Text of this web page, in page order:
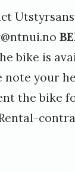
n
d
bike is
note your
the bike